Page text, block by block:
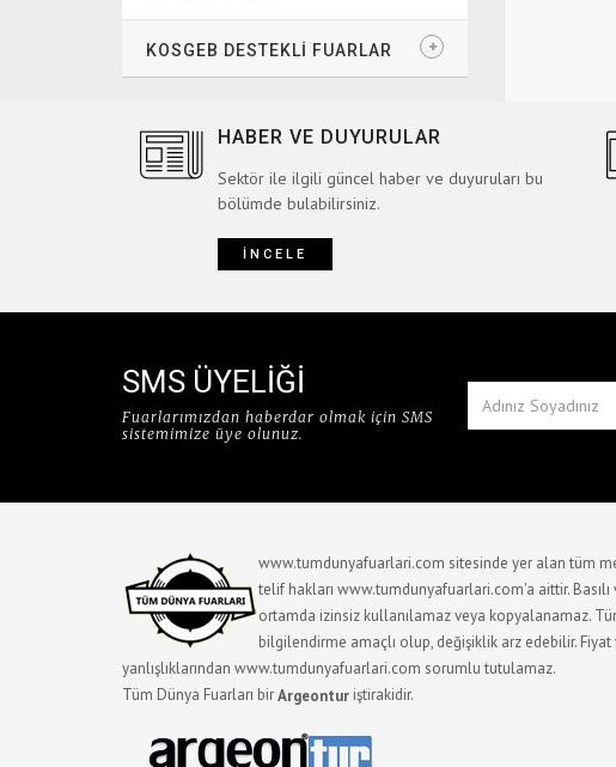
KOSGEB DESTEKLİ FUARLAR
HABER VE DUYURULAR
Sektör ile ilgili güncel haber ve duyuruları bu
bölümde bulabilirsiniz.
İNCELE
SMS ÜYELİĞİ
Fuarlarımızdan haberdar olmak için SMS
sistemimize üye olunuz.
www.tumdunyafuarlari.com sitesinde yer alan tüm
telif hakları www.tumdunyafuarlari.com'a aittir.
ortamda izinsiz kullanılamaz veya kopyalanamaz.
bilgilendirme amaçlı olup, değişiklik arz edebilir. Fiyat
yanlışlıklarından www.tumdunyafuarlari.com sorumlu tutulamaz.
Tüm Dünya Fuarları birArgeontur iştirakidir.